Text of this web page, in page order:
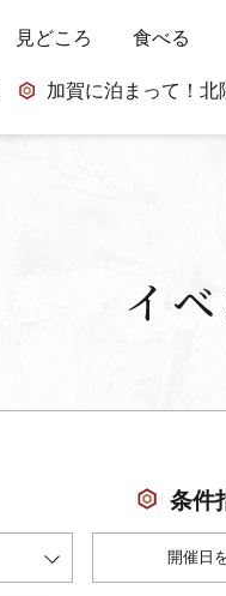
見どころ 食べる
加賀に泊まって！北
イ
条件
開催日